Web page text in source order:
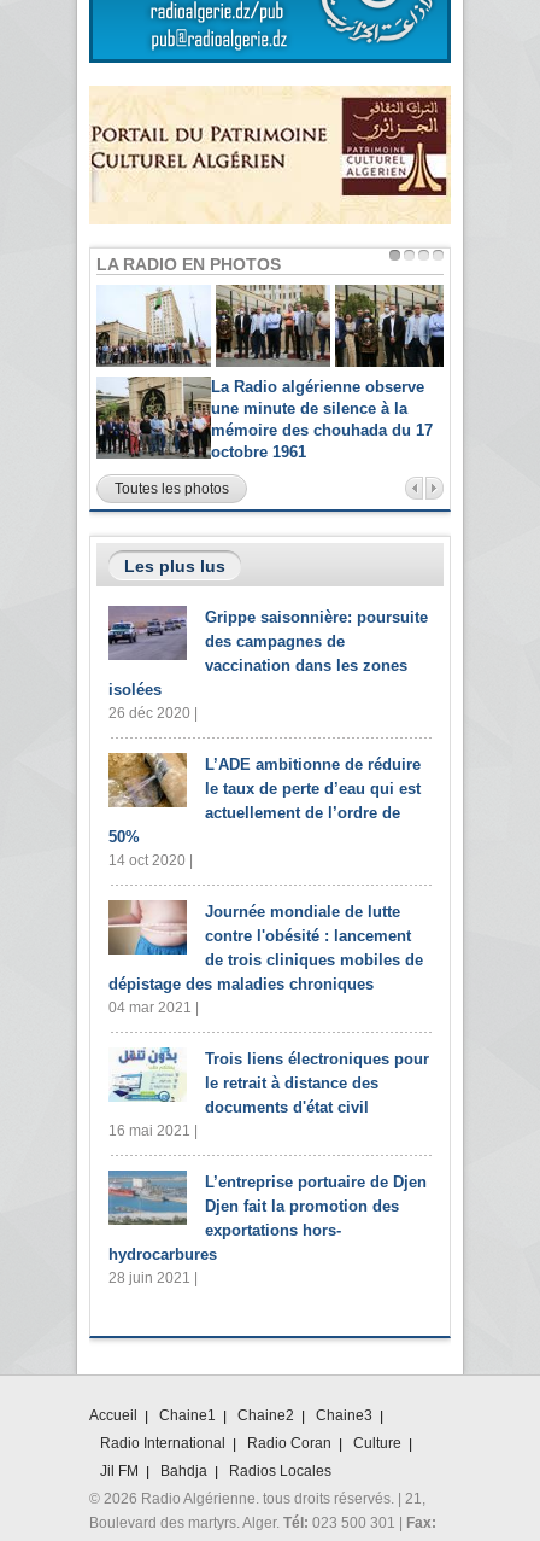
LA RADIO EN PHOTOS
La Radio algérienne observe
une minute de silence à la
mémoire des chouhada du 17
octobre 1961
Toutes les photos
Les plus lus
Grippe saisonnière: poursuite
des campagnes de
vaccination dans les zones
isolées
26 déc 2020 |
L’ADE ambitionne de réduire
le taux de perte d’eau qui est
actuellement de l’ordre de
50%
14 oct 2020 |
Journée mondiale de lutte
contre l'obésité : lancement
de trois cliniques mobiles de
dépistage des maladies chroniques
04 mar 2021 |
Trois liens électroniques pour
le retrait à distance des
documents d'état civil
16 mai 2021 |
L’entreprise portuaire de Djen
Djen fait la promotion des
exportations hors-
hydrocarbures
28 juin 2021 |
Accueil Chaine1 Chaine2
Chaine3
Radio International
Radio Coran
Culture
Jil FM
Bahdja
Radios Locales
© 2026 Radio Algérienne. tous droits réservés. | 21,
Boulevard des martyrs. Alger. Tél: 023 500 301 | Fax: